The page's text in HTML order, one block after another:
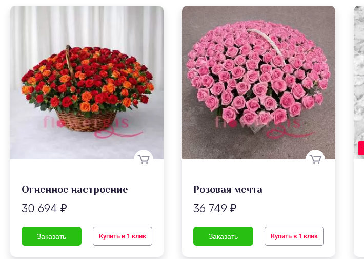
Огненное настроение
30 694 ₽
Купить в 1 клик
Розовая мечта
36 749 ₽
Купить в 1 клик